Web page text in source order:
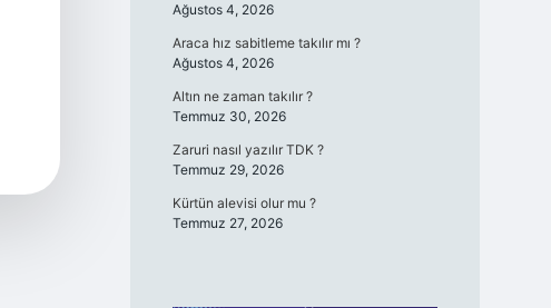
Ağustos 4, 2026
Araca hız sabitleme takılır mı ?
Ağustos 4, 2026
Altın ne zaman takılır ?
Temmuz 30, 2026
Zaruri nasıl yazılır TDK ?
Temmuz 29, 2026
Kürtün alevisi olur mu ?
Temmuz 27, 2026